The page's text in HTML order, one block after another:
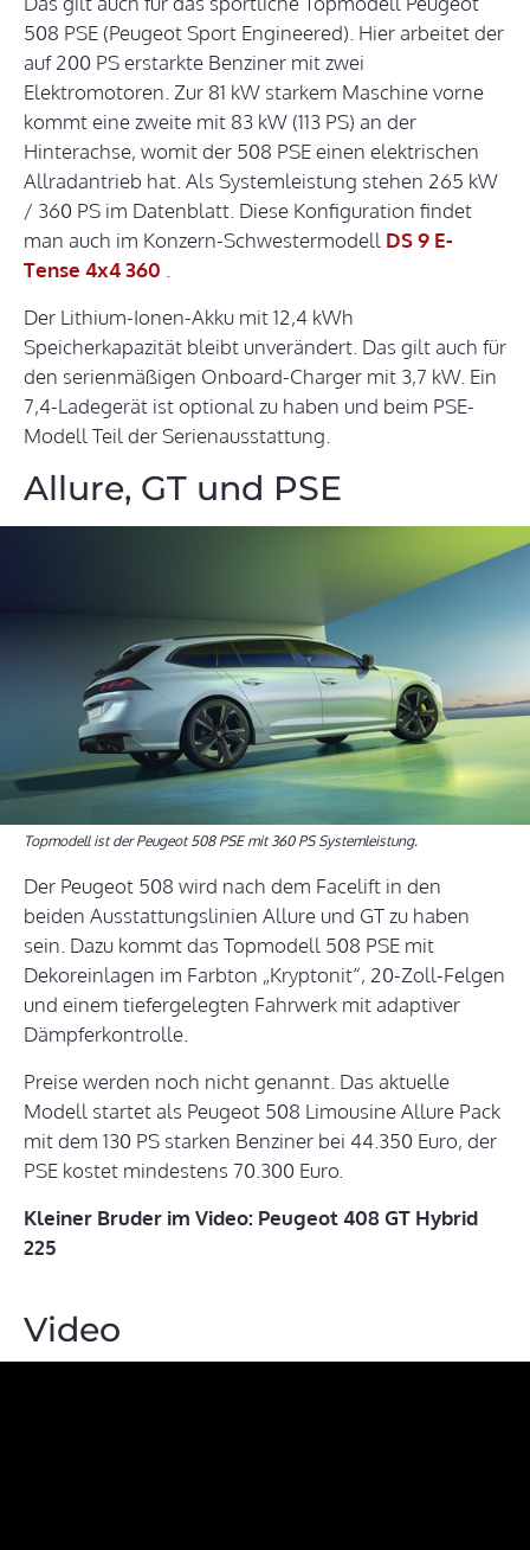
508 PSE (Peugeot Sport Engineered). Hier arbeitet der
auf 200 PS erstarkte Benziner mit zwei
Elektromotoren. Zur 81 kW starkem Maschine vorne
kommt eine zweite mit 83 kW (113 PS) an der
Hinterachse, womit der 508 PSE einen elektrischen
Allradantrieb hat. Als Systemleistung stehen 265 kW
/ 360 PS im Datenblatt. Diese Konfiguration findet
man auch im Konzern-Schwestermodell DS 9 E-
Tense 4x4 360 .
Der Lithium-Ionen-Akku mit 12,4 kWh
Speicherkapazität bleibt unverändert. Das gilt auch für
den serienmäßigen Onboard-Charger mit 3,7 kW. Ein
7,4-Ladegerät ist optional zu haben und beim PSE-
Modell Teil der Serienausstattung.
Allure, GT und PSE
Topmodell ist der Peugeot 508 PSE mit 360 PS Systemleistung.
Der Peugeot 508 wird nach dem Facelift in den
beiden Ausstattungslinien Allure und GT zu haben
sein. Dazu kommt das Topmodell 508 PSE mit
Dekoreinlagen im Farbton „Kryptonit“, 20-Zoll-Felgen
und einem tiefergelegten Fahrwerk mit adaptiver
Dämpferkontrolle.
Preise werden noch nicht genannt. Das aktuelle
Modell startet als Peugeot 508 Limousine Allure Pack
mit dem 130 PS starken Benziner bei 44.350 Euro, der
PSE kostet mindestens 70.300 Euro.
Kleiner Bruder im Video: Peugeot 408 GT Hybrid
225
Video